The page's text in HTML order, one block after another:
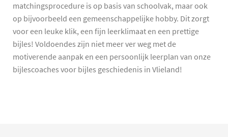
matchingsprocedure is op basis van schoolvak, maar ook
op bijvoorbeeld een gemeenschappelijke hobby. Dit zorgt
voor een leuke klik, een fijn leerklimaat en een prettige
bijles! Voldoendes zijn niet meer ver weg met de
motiverende aanpak en een persoonlijk leerplan van onze
bijlescoaches voor bijles geschiedenis in Vlieland!